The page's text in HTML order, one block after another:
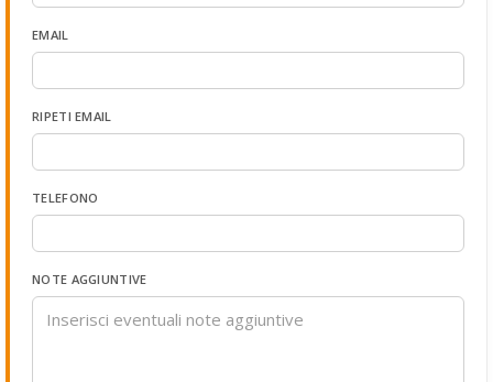
EMAIL
RIPETI EMAIL
TELEFONO
NOTE AGGIUNTIVE